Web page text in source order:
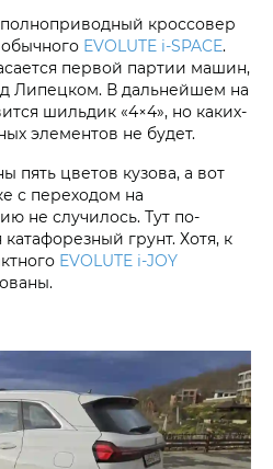
кроссовер
EVOLUTE i‑SPACE.
первой партии машин,
Липецком. В дальнейшем на
шильдик «4×4», но каких-
элементов не будет.
пять цветов кузова, а вот
с переходом на
не случилось. Тут по-
грунт. Хотя, к
EVOLUTE i‑JOY